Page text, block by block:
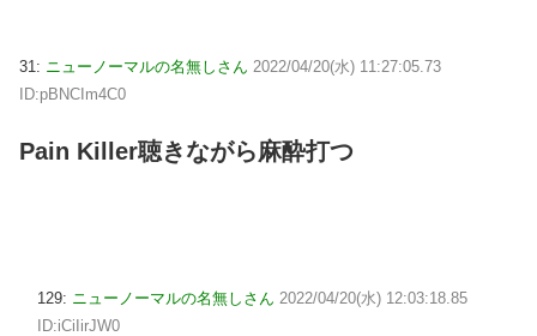
31: ニューノーマルの名無しさん 2022/04/20(水) 11:27:05.73
ID:pBNCIm4C0
Pain Killer聴きながら麻酔打つ
129: ニューノーマルの名無しさん 2022/04/20(水) 12:03:18.85
ID:iCiIirJW0